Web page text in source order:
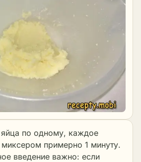
по одному, каждое
примерно 1 минуту.
введение важно: если